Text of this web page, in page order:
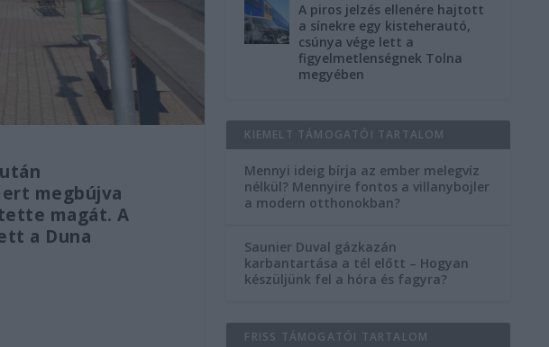
megbújva
magát. A
a Duna
A piros jelzés ellenére hajtott
a sínekre egy kisteherautó,
csúnya vége lett a
figyelmetlenségnek Tolna
megyében
KIEMELT TÁMOGATÓI TARTALOM
Mennyi ideig bírja az ember melegvíz
nélkül? Mennyire fontos a villanybojler
a modern otthonokban?
Saunier Duval gázkazán
karbantartása a tél előtt – Hogyan
készüljünk fel a hóra és fagyra?
FRISS TÁMOGATÓI TARTALOM